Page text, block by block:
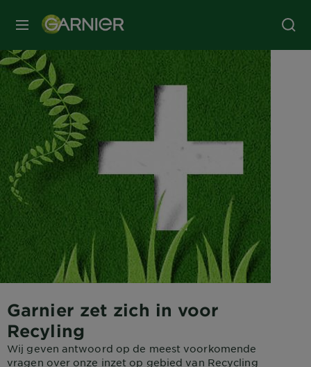
MENU
Garnier zet zich in voor
Recyling
Wij geven antwoord op de meest voorkomende
vragen over onze inzet op gebied van Recycling